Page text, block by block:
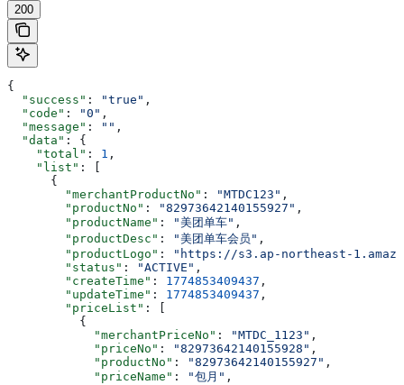
200
{
  "success"
: "true" ,
  "code"
: "0" ,
  "message"
: "" ,
  "data"
: {
    "total"
: 1 ,
    "list"
: [
      {
        "merchantProductNo"
: "MTDC123" ,
        "productNo"
: "82973642140155927" ,
        "productName"
: "美团单车" ,
        "productDesc"
: "美团单车会员" ,
        "productLogo"
:
"https://s3.ap-northeast-
        "status"
: "ACTIVE" ,
        "createTime"
: 1774853409437 ,
        "updateTime"
: 1774853409437 ,
        "priceList"
: [
          {
            "merchantPriceNo"
: "MTDC_1123" ,
            "priceNo"
: "82973642140155928" ,
            "productNo"
: "82973642140155927" ,
            "priceName"
: "包月" ,